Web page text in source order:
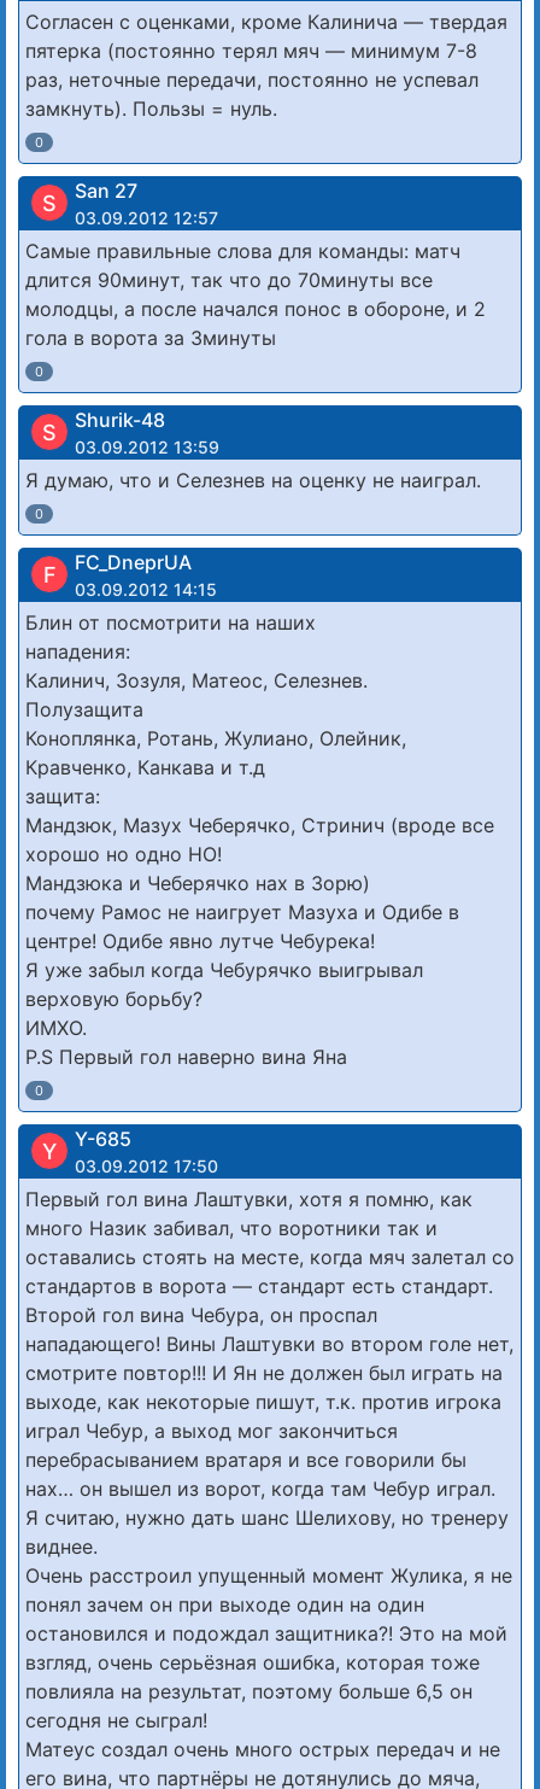
Согласен с оценками, кроме Калинича — твердая
пятерка (постоянно терял мяч — минимум 7-8
раз, неточные передачи, постоянно не успевал
замкнуть). Пользы = нуль.
0
S San 27
03.09.2012 12:57
Самые правильные слова для команды: матч
длится 90минут, так что до 70минуты все
молодцы, а после начался понос в обороне, и 2
гола в ворота за 3минуты
0
S Shurik-48
03.09.2012 13:59
Я думаю, что и Селезнев на оценку не наиграл.
0
F FC_DneprUA
03.09.2012 14:15
Блин от посмотрити на наших
нападения:
Калинич, Зозуля, Матеос, Селезнев.
Полузащита
Коноплянка, Ротань, Жулиано, Олейник,
Кравченко, Канкава и т.д
защита:
Мандзюк, Мазух Чеберячко, Стринич (вроде все
хорошо но одно НО!
Мандзюка и Чеберячко нах в Зорю)
почему Рамос не наигрует Мазуха и Одибе в
центре! Одибе явно лутче Чебурека!
Я уже забыл когда Чебурячко выигрывал
верховую борьбу?
ИМХО.
P.S Первый гол наверно вина Яна
0
Y Y-685
03.09.2012 17:50
Первый гол вина Лаштувки, хотя я помню, как
много Назик забивал, что воротники так и
оставались стоять на месте, когда мяч залетал со
стандартов в ворота — стандарт есть стандарт.
Второй гол вина Чебура, он проспал
нападающего! Вины Лаштувки во втором голе нет,
смотрите повтор!!! И Ян не должен был играть на
выходе, как некоторые пишут, т.к. против игрока
играл Чебур, а выход мог закончиться
перебрасыванием вратаря и все говорили бы
нах… он вышел из ворот, когда там Чебур играл.
Я считаю, нужно дать шанс Шелихову, но тренеру
виднее.
Очень расстроил упущенный момент Жулика, я не
понял зачем он при выходе один на один
остановился и подождал защитника?! Это на мой
взгляд, очень серьёзная ошибка, которая тоже
повлияла на результат, поэтому больше 6,5 он
сегодня не сыграл!
Матеус создал очень много острых передач и не
его вина, что партнёры не дотянулись до мяча,